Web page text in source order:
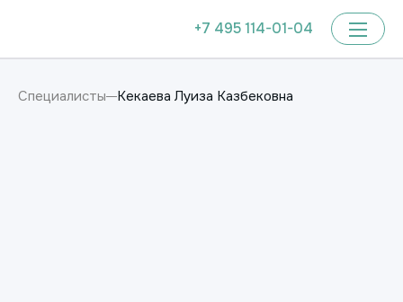
+7 495 114-01-04
Специалисты Кекаева Луиза Казбековна